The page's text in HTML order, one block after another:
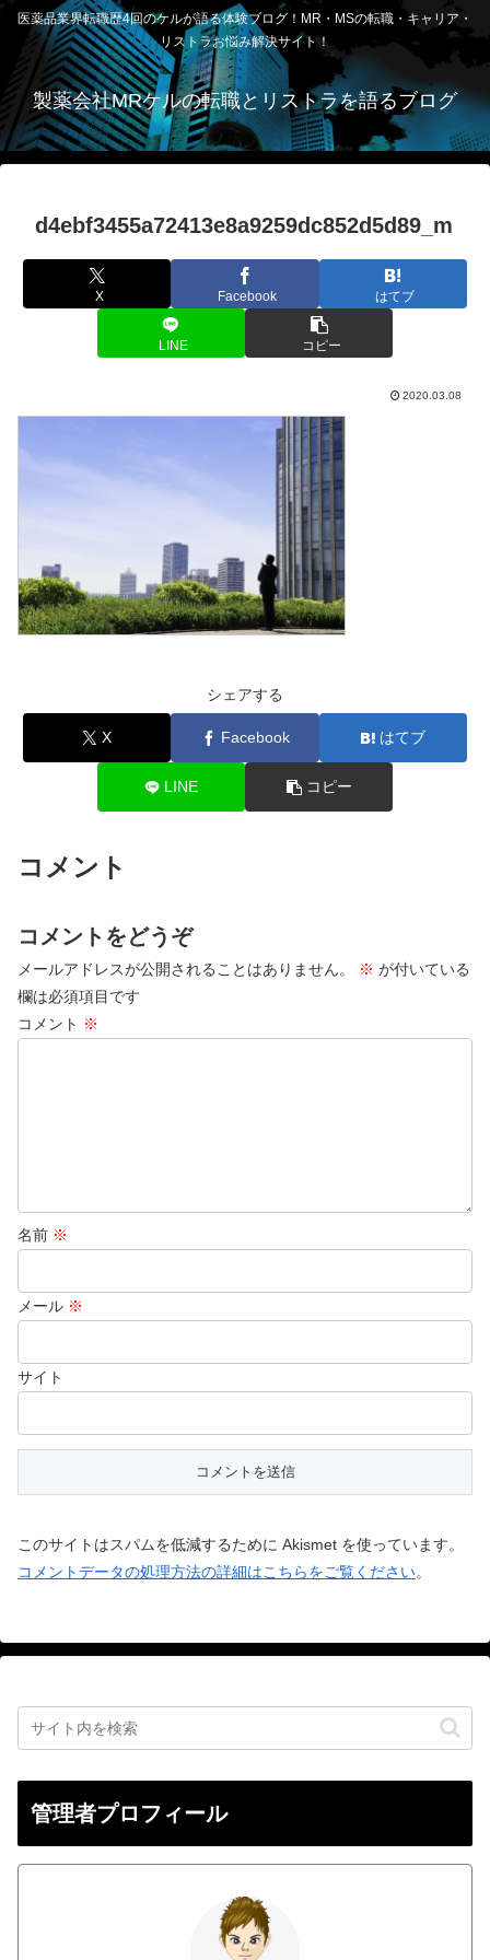
医薬品業界転職歴4回のケルが語る体験ブログ！MR・MSの転職・キャリア・
リストラお悩み解決サイト！
製薬会社MRケルの転職とリストラを語るブログ
d4ebf3455a72413e8a9259dc852d5d89_m
X Facebook はてブ
LINE コピー
2020.03.08
シェアする
X Facebook はてブ
LINE コピー
コメント
コメントをどうぞ
メールアドレスが公開されることはありません。 ※ が付いている
欄は必須項目です
コメント ※
名前 ※
メール ※
サイト
このサイトはスパムを低減するために Akismet を使っています。
コメントデータの処理方法の詳細はこちらをご覧ください。
管理者プロフィール